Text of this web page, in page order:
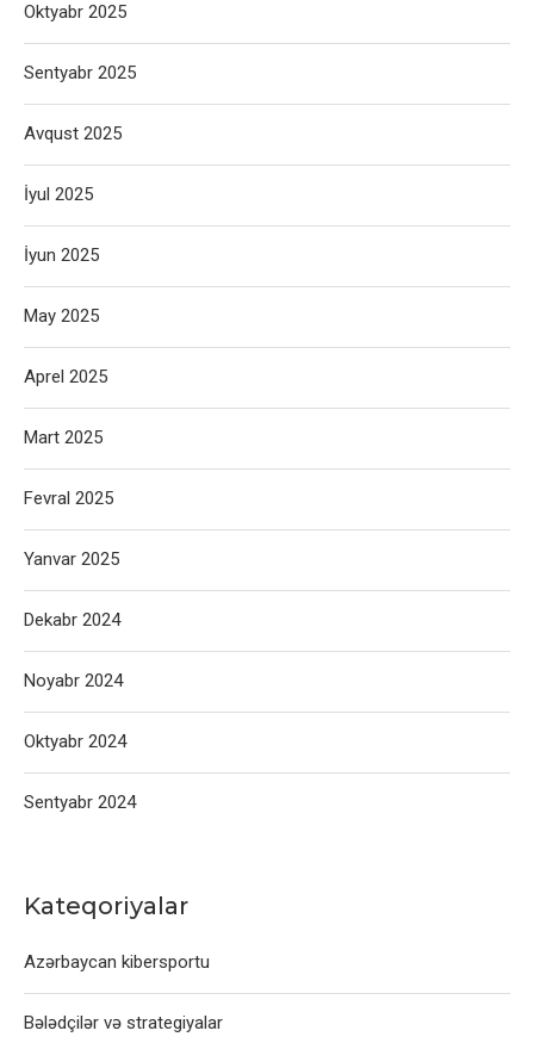
Oktyabr 2025
Sentyabr 2025
Avqust 2025
İyul 2025
İyun 2025
May 2025
Aprel 2025
Mart 2025
Fevral 2025
Yanvar 2025
Dekabr 2024
Noyabr 2024
Oktyabr 2024
Sentyabr 2024
Kateqoriyalar
Azərbaycan kibersportu
Bələdçilər və strategiyalar